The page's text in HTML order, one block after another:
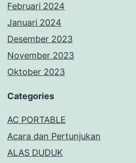
Februari 2024
Januari 2024
Desember 2023
November 2023
Oktober 2023
Categories
AC PORTABLE
Acara dan Pertunjukan
ALAS DUDUK